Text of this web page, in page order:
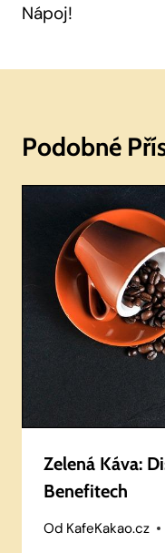
Nápoj!
Podobné
Zelená Káva:
Benefitech
Od KafeKakao.cz